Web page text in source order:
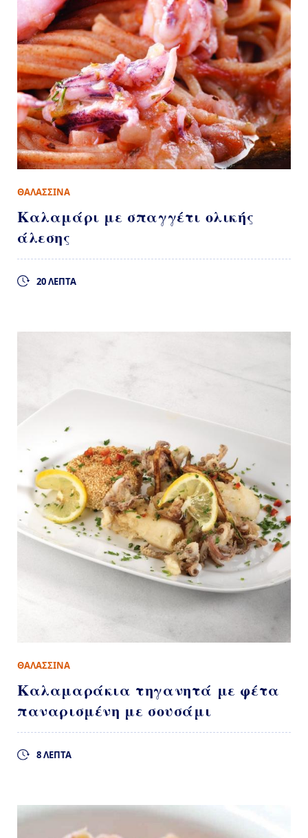
ΘΑΛΑΣΣΙΝΑ
Καλαμάρι με σπαγγέτι ολικής
άλεσης
20 ΛΕΠΤΑ
ΘΑΛΑΣΣΙΝΑ
Καλαμαράκια τηγανητά με φέτα
παναρισμένη με σουσάμι
8 ΛΕΠΤΑ